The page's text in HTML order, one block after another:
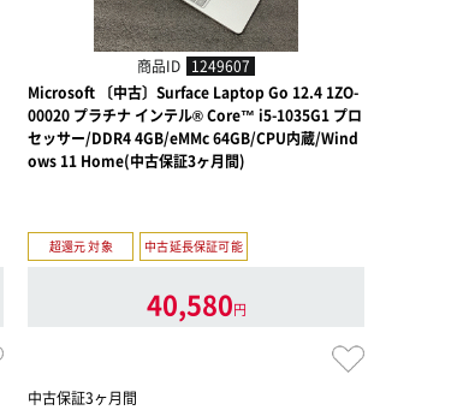
商品ID 1249607
Microsoft 〔中古〕Surface Laptop Go 12.4 1ZO-
00020 プラチナ インテル® Core™ i5-1035G1 プロ
セッサー/DDR4 4GB/eMMc 64GB/CPU内蔵/Wind
ows 11 Home(中古保証3ヶ月間)
超還元 対象 中古延長保証可能
40,580円
中古保証3ヶ月間